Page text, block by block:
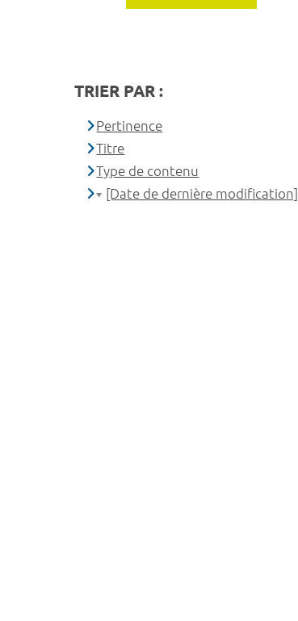
TRIER PAR :
Pertinence
Titre
Type de contenu
[Date de dernière modification]